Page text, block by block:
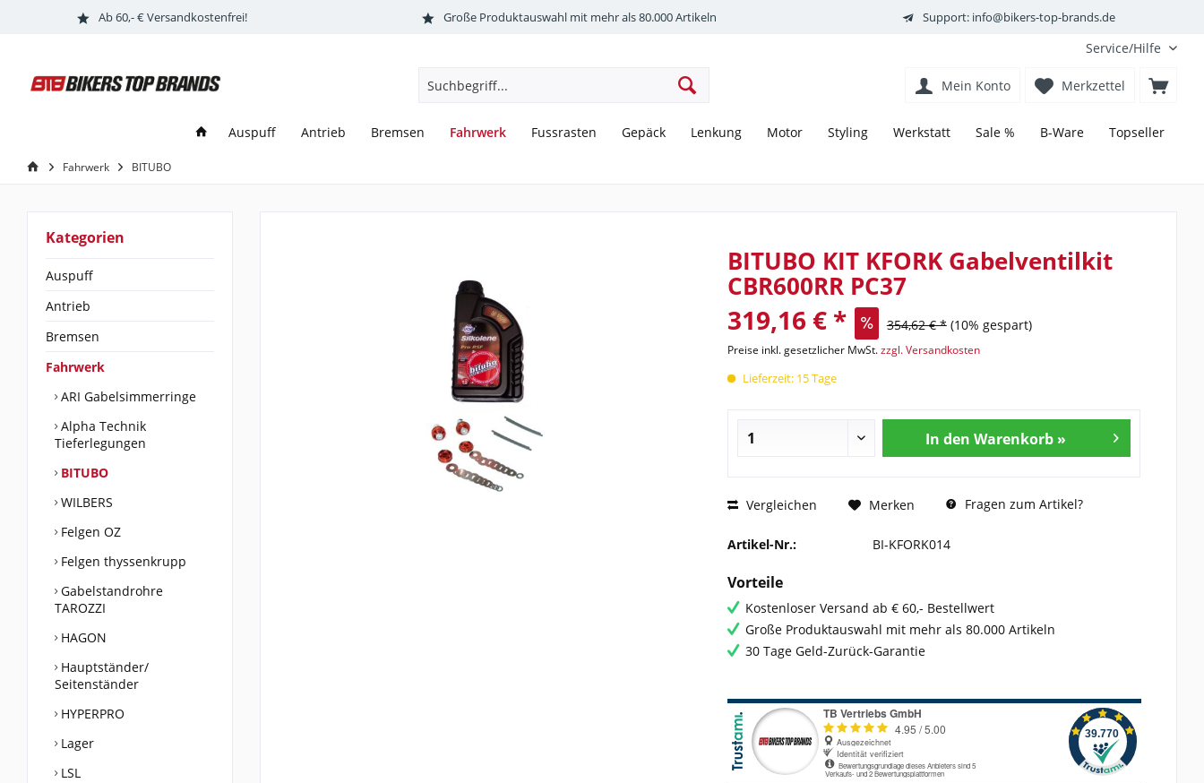
Ab 60,- € Versandkostenfrei! Große Produktauswahl mit mehr als 80.000 Artikeln Support: info@bikers-top-brands.de
Service/Hilfe
Merkzettel
Mein Konto
Auspuff Antrieb Bremsen Fahrwerk Fussrasten Gepäck Lenkung Motor Styling Werkstatt Sale % B-Ware Topseller
Fahrwerk BITUBO
Kategorien
Auspuff
Antrieb
Bremsen
Fahrwerk
ARI Gabelsimmerringe
Alpha Technik
Tieferlegungen
BITUBO
WILBERS
Felgen OZ
Felgen thyssenkrupp
Gabelstandrohre
TAROZZI
HAGON
Hauptständer/
Seitenständer
HYPERPRO
Lager
LSL
BITUBO KIT KFORK Gabelventilkit
CBR600RR PC37
319,16 € * 354,62 € * (10% gespart)
Preise inkl. gesetzlicher MwSt.zzgl. Versandkosten
Lieferzeit: 15 Tage
In den Warenkorb »
Vergleichen Merken Fragen zum Artikel?
Artikel-Nr.: BI-KFORK014
Vorteile
Kostenloser Versand ab € 60,- Bestellwert
Große Produktauswahl mit mehr als 80.000 Artikeln
30 Tage Geld-Zurück-Garantie